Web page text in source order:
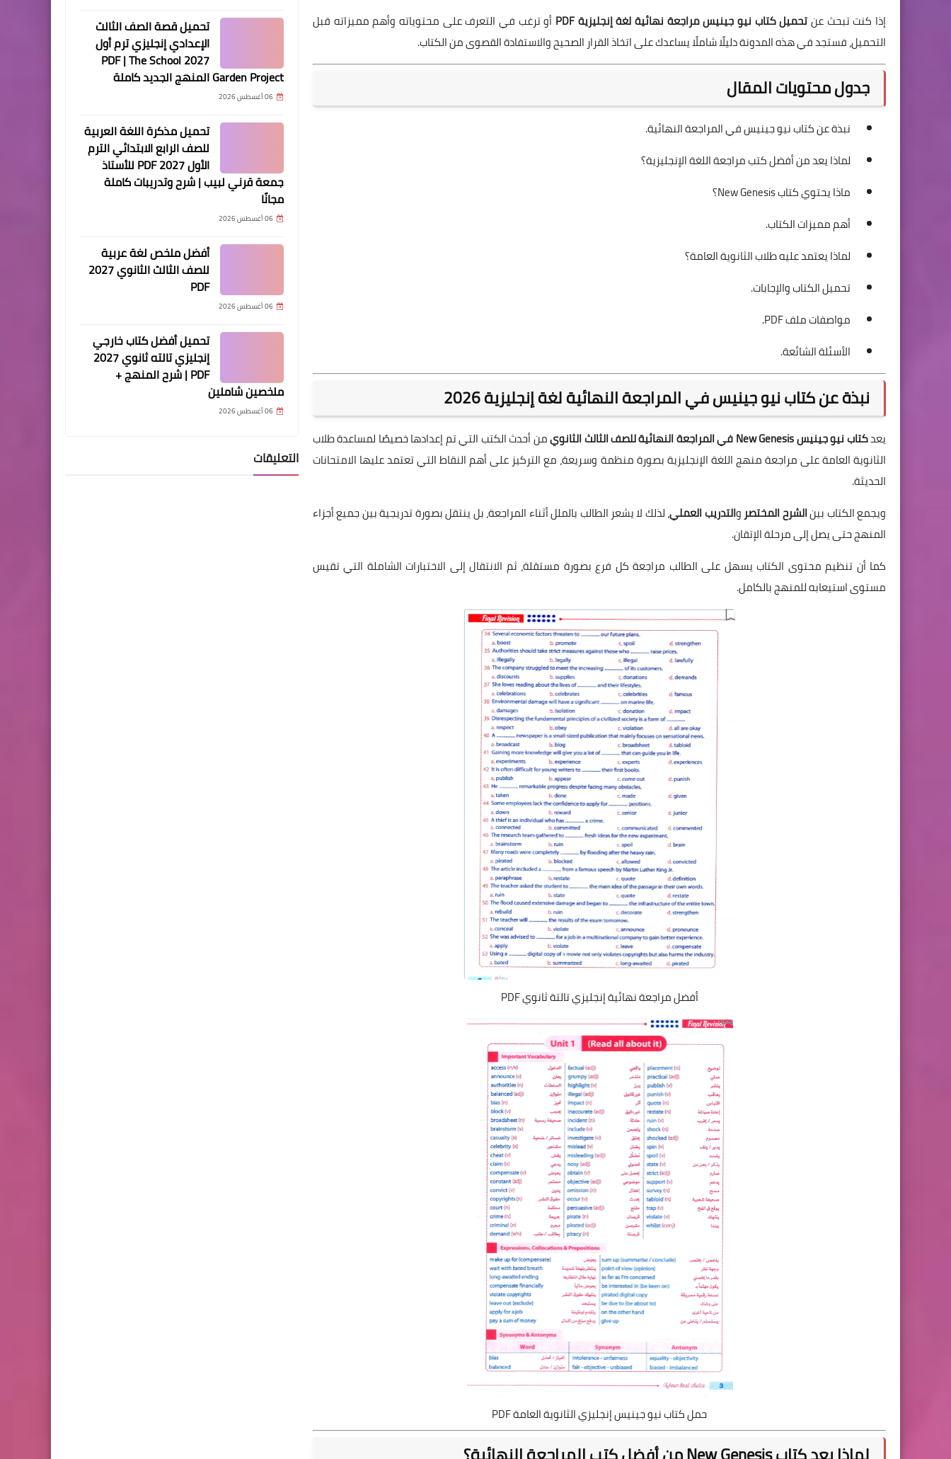
إذا كنت تبحث عنتحميل كتاب نيو جينيس مراجعة نهائية لغة إنجليزية PDF
أو ترغب في التعرف على محتوياته وأهم مميزاته قبل
التحميل، فستجد في هذه المدونة دليلًا شاملًا يساعدك على اتخاذ القرار الصحيح والاستفادة القصوى من الكتاب.
جدول محتويات المقال
نبذة عن كتاب نيو جينيس في المراجعة النهائية.
لماذا يعد من أفضل كتب مراجعة اللغة الإنجليزية؟
ماذا يحتوي كتاب New Genesis؟
أهم مميزات الكتاب.
لماذا يعتمد عليه طلاب الثانوية العامة؟
تحميل الكتاب والإجابات.
مواصفات ملف PDF.
الأسئلة الشائعة.
نبذة عن كتاب نيو جينيس في المراجعة النهائية لغة إنجليزية 2026
يعدكتاب نيو جينيس New Genesis في المراجعة النهائية للصف الثالث الثانوي
من أحدث الكتب التي تم إعدادها خصيصًا لمساعدة طلاب
الثانوية العامة على مراجعة منهج اللغة الإنجليزية بصورة منظمة وسريعة، مع التركيز على أهم النقاط التي تعتمد عليها الامتحانات
الحديثة.
ويجمع الكتاب بينالشرح المختصروالتدريب العملي، لذلك لا يشعر الطالب بالملل أثناء المراجعة، بل ينتقل بصورة تدريجية بين جميع أجزاء
المنهج حتى يصل إلى مرحلة الإتقان.
كما أن تنظيم محتوى الكتاب يسهل على الطالب مراجعة كل فرع بصورة مستقلة، ثم الانتقال إلى الاختبارات الشاملة التي تقيس
مستوى استيعابه للمنهج بالكامل.
أفضل مراجعة نهائية إنجليزي تالتة ثانوي PDF
حمل كتاب نيو جينيس إنجليزي الثانوية العامة PDF
تحميل قصة الصف الثالث
الإعدادي إنجليزي ترم أول
2027 PDF | The School
Garden Project المنهج الجديد كاملة
06 أغسطس 2026
تحميل مذكرة اللغة العربية
للصف الرابع الابتدائي الترم
الأول 2027 PDF للأستاذ
جمعة قرني لبيب | شرح وتدريبات كاملة
مجانًا
06 أغسطس 2026
أفضل ملخص لغة عربية
للصف الثالث الثانوي 2027
PDF
06 أغسطس 2026
تحميل أفضل كتاب خارجي
إنجليزي تالته ثانوي 2027
PDF | شرح المنهج +
ملخصين شاملين
06 أغسطس 2026
التعليقات